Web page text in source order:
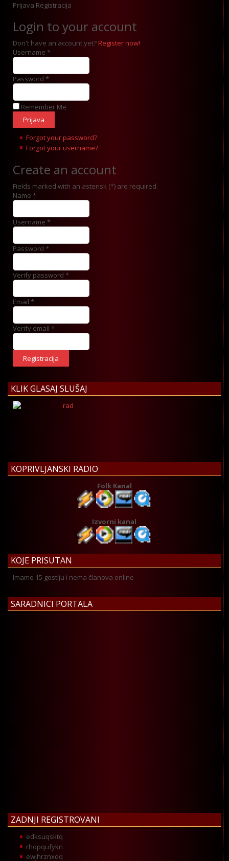
Prijava Registracija
Login to your account
Don't have an account yet?Register now!
Username *
Password *
Remember Me
Forgot your password?
Forgot your username?
Create an account
Fields marked with an asterisk (*) are required.
Name *
Username *
Password *
Verify password *
Email *
Verify email *
Registracija
KLIK GLASAJ SLUŠAJ
KOPRIVLJANSKI RADIO
Folk Kanal
Izvorni kanal
KOJE PRISUTAN
Imamo 15 gostiju i nema članova online
SARADNICI PORTALA
ZADNJI REGISTROVANI
edksuqsktq
rhopqufykn
ewjhrznxdq